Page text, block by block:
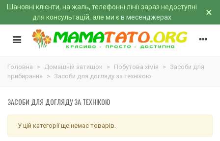
Шановні клієнти, на жаль, телефонні лінії зараз недоступні
для консультацій, але ми єв месенджерах ×
Головна > Домашній затишок > Побутова хімія > Засоби для
прибирання
> Засоби для догляду за технікою
ЗАСОБИ ДЛЯ ДОГЛЯДУ ЗА ТЕХНІКОЮ
У цій категорії ще немає товарів.